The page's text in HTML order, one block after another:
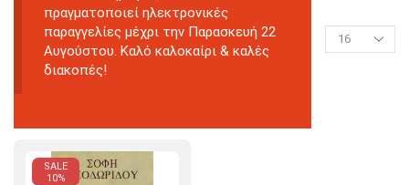
πραγματοποιεί ηλεκτρονικές
παραγγελίες μέχρι την Παρασκευή 22
Αυγούστου. Καλό καλοκαίρι & καλές
διακοπές!
SALE
10%